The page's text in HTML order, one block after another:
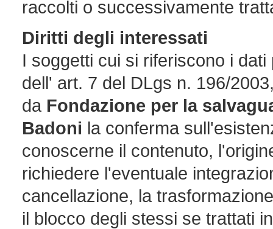
raccolti o successivamente
Diritti degli interessati
I soggetti cui si riferiscono i
dell' art. 7 del DLgs n. 196/
da Fondazione per la
Badoni la conferma
conoscerne il contenuto,
richiedere l'eventuale
cancellazione, la
il blocco degli stessi se trattati